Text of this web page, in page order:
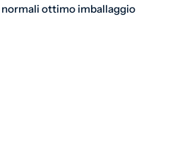
ottimo imballaggio